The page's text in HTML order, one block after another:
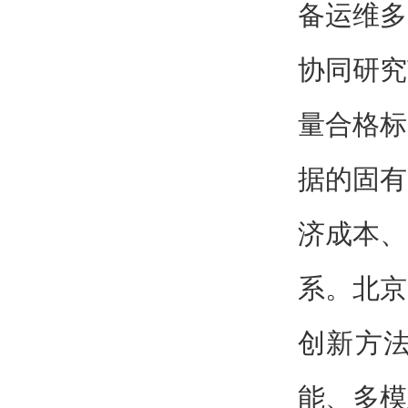
备运维
协同研
量合格
据的固
济成本
系。北
创新方
能、多